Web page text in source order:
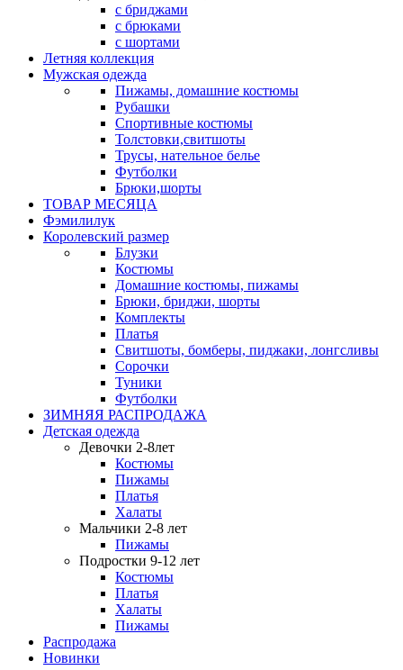
с бриджами
с брюками
с шортами
Летняя коллекция
Мужская одежда
Пижамы, домашние костюмы
Рубашки
Спортивные костюмы
Толстовки,свитшоты
Трусы, нательное белье
Футболки
Брюки,шорты
ТОВАР МЕСЯЦА
Фэмилилук
Королевский размер
Блузки
Костюмы
Домашние костюмы, пижамы
Брюки, бриджи, шорты
Комплекты
Платья
Свитшоты, бомберы, пиджаки, лонгсливы
Сорочки
Туники
Футболки
ЗИМНЯЯ РАСПРОДАЖА
Детская одежда
Девочки 2-8лет
Костюмы
Пижамы
Платья
Халаты
Мальчики 2-8 лет
Пижамы
Подростки 9-12 лет
Костюмы
Платья
Халаты
Пижамы
Распродажа
Новинки